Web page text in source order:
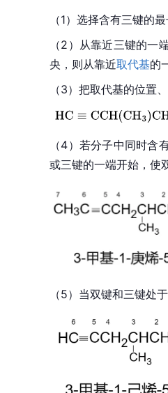
（1）选择含有三键的
（2）从靠近三键的一
央，则从靠近取代基的
（3）把取代基的位置
（4）若分子中同时含
或三键的一端开始，使
（5）当双键和三键处